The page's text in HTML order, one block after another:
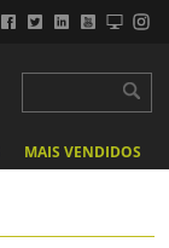
MAIS VENDIDOS